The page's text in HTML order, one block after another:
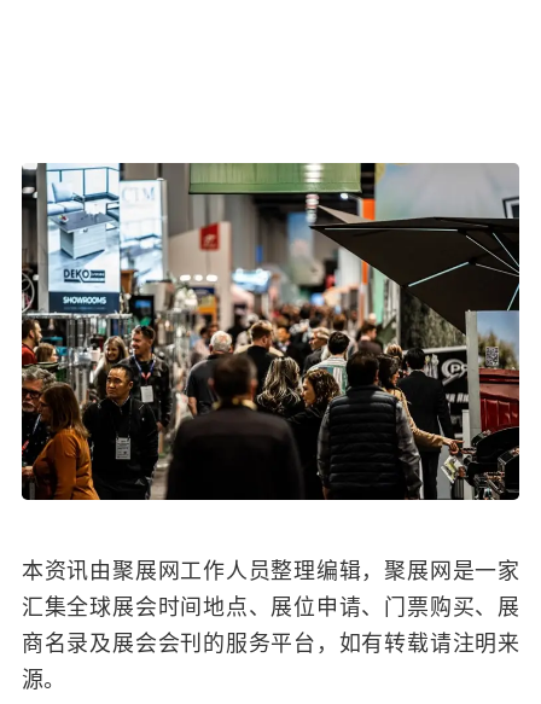
本资讯由聚展网工作人员整理编辑，聚展网是一家
汇集全球展会时间地点、展位申请、门票购买、展
商名录及展会会刊的服务平台，如有转载请注明来
源。